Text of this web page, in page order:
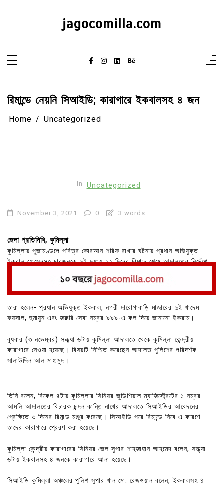
jagocomilla.com
রিমান্ডে নেয়নি সিআইডি; কারাগারে ইকবালসহ ৪ জন
Home Uncategorized
In Uncategorized
November 3, 2021 0 3 words
জেলা প্রতিনিধি, কুমিল্লা
কুমিল্লায় পূজামণ্ডপে পবিত্র কোরআন শরিফ রাখার ঘটনায় প্রধান অভিযুক্ত
ইকবাল হোসেনসহ চারজনকে দুই দফায় ১২ দিনের রিমান্ড শেষে আদালতের নির্দেশে
তারা হলেন- প্রধান অভিযুক্ত ইকবাল, নগরী দারোগাবাড়ি মাজারের দুই খাদেম
ফয়সাল, হুমায়ুন এবং জরুরি সেবা নম্বর ৯৯৯-এ কল দিয়ে জানানো ইকরাম।
বুধবার (৩ নভেম্বর) সন্ধ্যা ৬টায় কুমিল্লা আদালতে থেকে কুমিল্লা কেন্দ্রীয়
কারাগারে নেওয়া হয়েছে। বিষয়টি নিশ্চিত করেছেন আদালত পুলিশের পরিদর্শক
সালাউদ্দিন আল মাহামুদ।
তিনি বলেন, বিকেল ৪টায় কুমিল্লার সিনিয়র জুডিশিয়াল ম্যাজিস্ট্রেটের ১ নম্বর
আমলি আদালতের বিচারক চন্দন কান্তি নাথের আদালতে সিআইডির আবেদনের
প্রেক্ষিতে ৩ দিনের রিমান্ড মঞ্জুর করেছে। সিআইডি পরে রিমান্ডে নিবে এ কারণে
তাদের কারাগারে প্রেরণ করা হয়েছে।
কুমিল্লা কেন্দ্রীয় কারাগারের সিনিয়র জেল সুপার শাহজাহান আহমেদ বলেন, সন্ধ্যা
৬টায় ইকবালসহ ৪ জনকে কারাগারে আনা হয়েছে।
সিআইডি কুমিল্লা অঞ্চলের পুলিশ সুপার খান মো. রেজওয়ান বলেন, ইকবালসহ ৪